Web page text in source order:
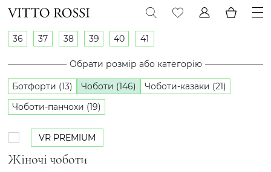
Жіночі чоботи
36 37 38 39 40 41
Обрати розмір або категорію
Ботфорти (13) Чоботи (146)
Чоботи-казаки (21)
Чоботи-панчохи (19)
VR PREMIUM